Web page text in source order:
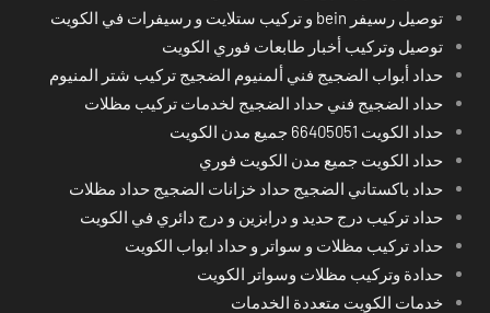
توصيل رسيفر bein و تركيب ستلايت و رسيفرات في الكويت
توصيل وتركيب أخبار طابعات فوري الكويت
حداد أبواب الضجيج فني ألمنيوم الضجيج تركيب شتر المنيوم
حداد الضجيج فني حداد الضجيج لخدمات تركيب مظلات
حداد الكويت 66405051 جميع مدن الكويت
حداد الكويت جميع مدن الكويت فوري
حداد باكستاني الضجيج حداد خزانات الضجيج حداد مظلات
حداد تركيب درج حديد و درابزين و درج دائري في الكويت
حداد تركيب مظلات و سواتر و حداد ابواب الكويت
حدادة وتركيب مظلات وسواتر الكويت
خدمات الكويت متعددة الخدمات